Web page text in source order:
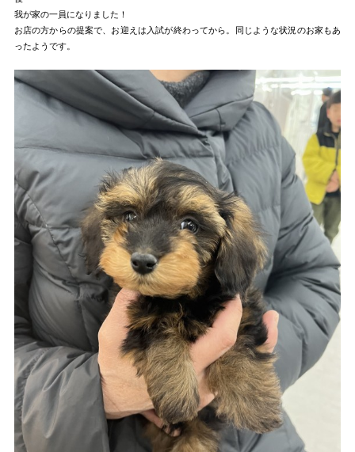
我が家の一員になりました！
お店の方からの提案で、お迎えは入試が終わってから。同じような状況のお家もあ
ったようです。